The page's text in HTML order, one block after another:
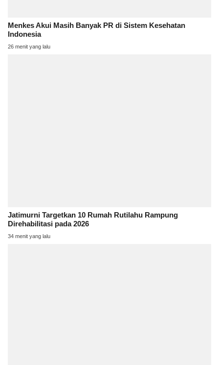
Menkes Akui Masih Banyak PR di Sistem Kesehatan
Indonesia
26 menit yang lalu
Jatimurni Targetkan 10 Rumah Rutilahu Rampung
Direhabilitasi pada 2026
34 menit yang lalu